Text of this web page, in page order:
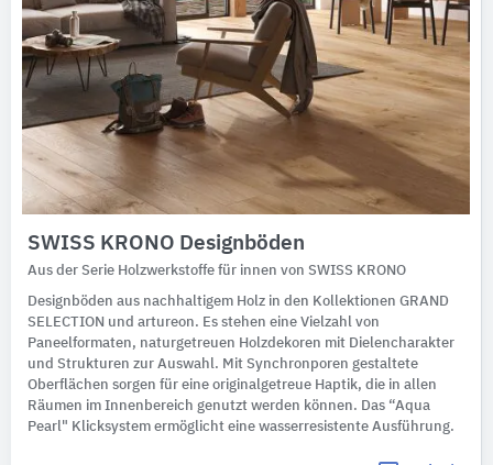
SWISS KRONO Designböden
Aus der Serie Holzwerkstoffe für innen von SWISS KRONO
Designböden aus nachhaltigem Holz in den Kollektionen GRAND
SELECTION und artureon. Es stehen eine Vielzahl von
Paneelformaten, naturgetreuen Holzdekoren mit Dielencharakter
und Strukturen zur Auswahl. Mit Synchronporen gestaltete
Oberflächen sorgen für eine originalgetreue Haptik, die in allen
Räumen im Innenbereich genutzt werden können. Das “Aqua
Pearl" Klicksystem ermöglicht eine wasserresistente Ausführung.